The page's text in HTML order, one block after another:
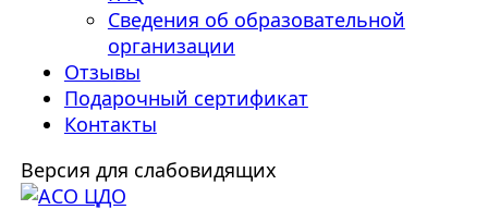
Сведения об образовательной
организации
Отзывы
Подарочный сертификат
Контакты
Версия для слабовидящих